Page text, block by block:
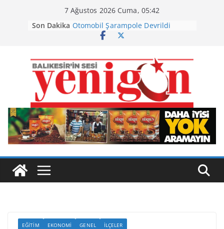
7 Ağustos 2026 Cuma, 05:42
Son Dakika Otomobil Şarampole Devrildi
Büyükşehir’den Kepsut’a Yatırım
Burhaniye’de Ot Yangını
Havran Siyah İncirinde Hasat
Başladı
EĞITIM EKONOMI GENEL İLÇELER